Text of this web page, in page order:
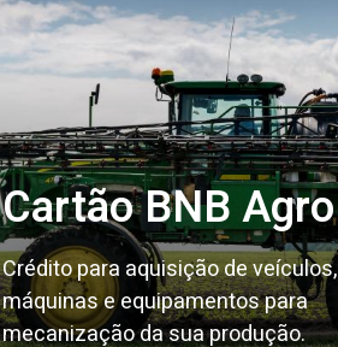
Cartão BNB Agro
Crédito para aquisição de veículos,
máquinas e equipamentos para
mecanização da sua produção.